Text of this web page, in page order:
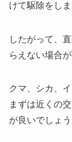
けて駆除をしま
したがって、
らえない場合が
クマ、シカ、
まずは近くの
が良いでしょう